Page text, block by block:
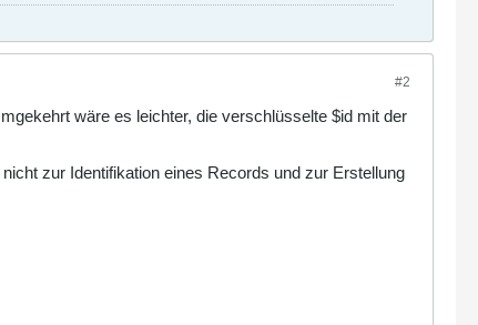
#2
wäre es leichter, die verschlüsselte $id mit der
zur Identifikation eines Records und zur Erstellung